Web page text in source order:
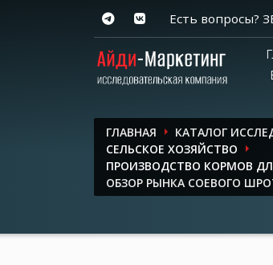
Есть вопросы?
ГЛАВНАЯ
КАТАЛОГ
СЕЛЬСКОЕ ХОЗЯЙСТВО
ПРОИЗВОДСТВО КОРМОВ
ОБЗОР РЫНКА СОЕВОГО